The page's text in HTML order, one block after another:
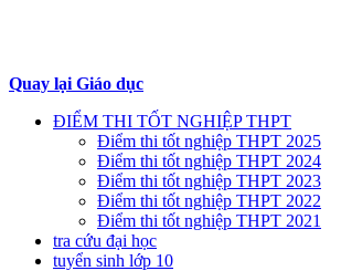
Quay lại Giáo dục
ĐIỂM THI TỐT NGHIỆP THPT
Điểm thi tốt nghiệp THPT 2025
Điểm thi tốt nghiệp THPT 2024
Điểm thi tốt nghiệp THPT 2023
Điểm thi tốt nghiệp THPT 2022
Điểm thi tốt nghiệp THPT 2021
tra cứu đại học
tuyển sinh lớp 10